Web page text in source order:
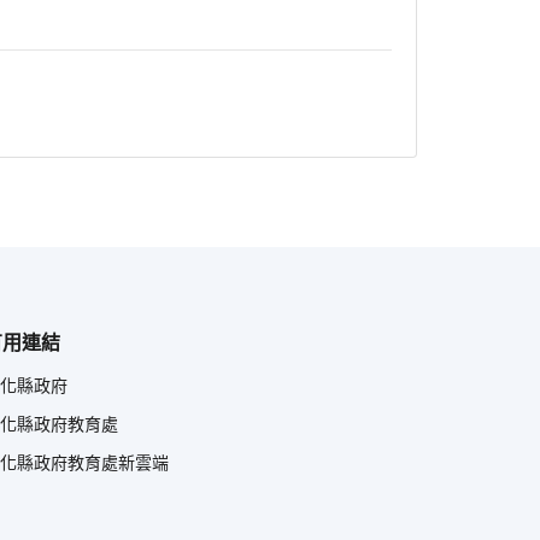
連結
縣政府
縣政府教育處
縣政府教育處新雲端